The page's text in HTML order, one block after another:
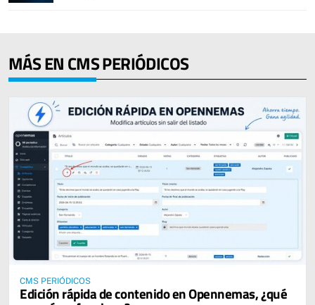
MÁS EN CMS PERIÓDICOS
CMS PERIÓDICOS
Edición rápida de contenido en Opennemas, ¿qué